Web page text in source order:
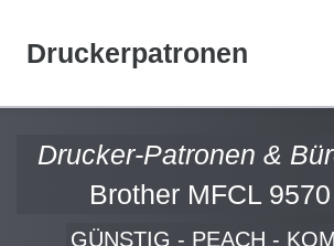
Druckerpatronen
Drucker-Patronen &
Brother MFCL
GÜNSTIG - PEACH -